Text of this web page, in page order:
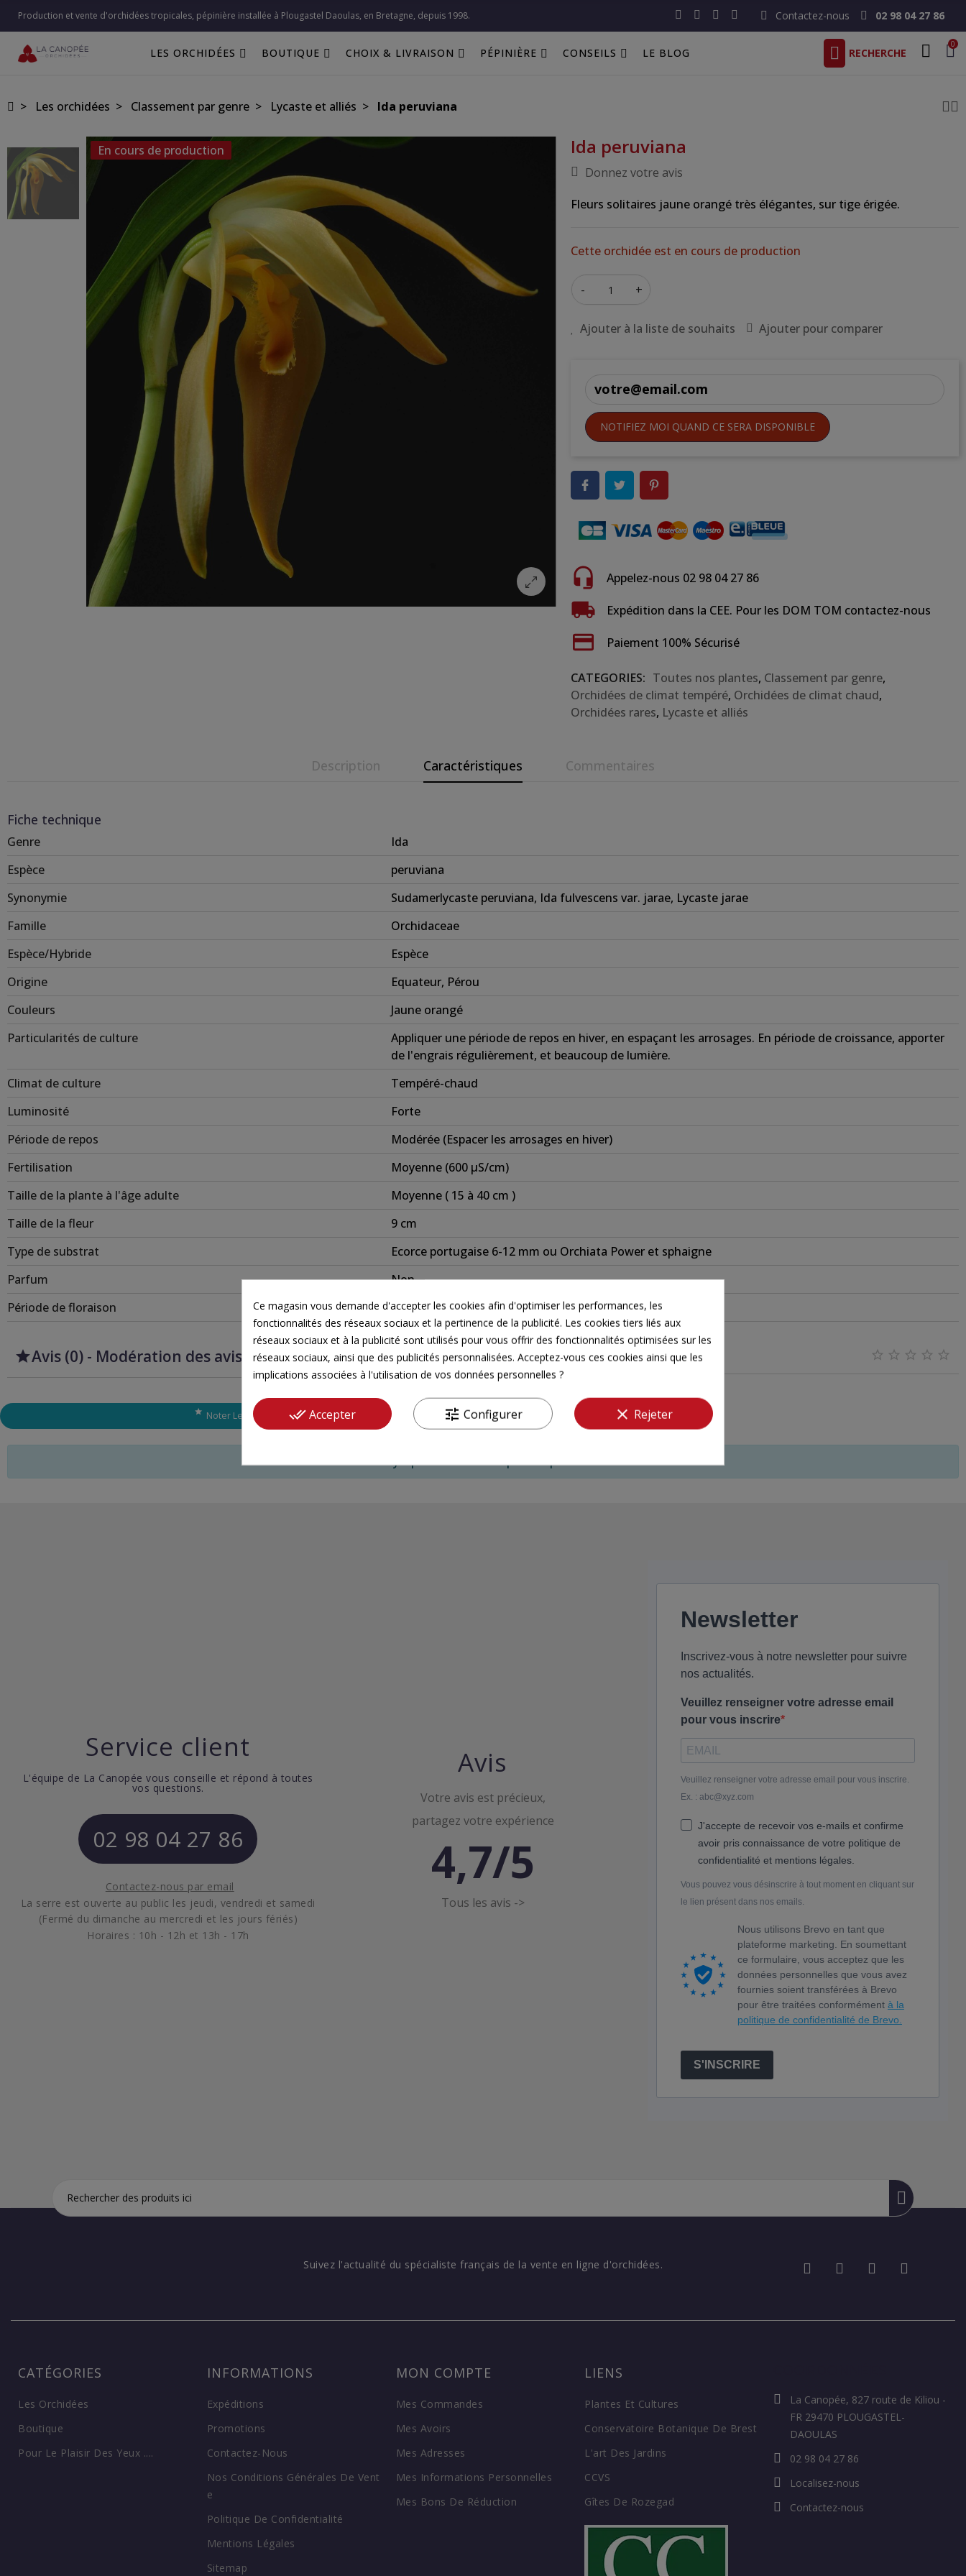
Production et vente d'orchidées tropicales, pépinière installée à Plougastel Daoulas, en Bretagne, depuis 1998.​ Contactez-nous 02 98 04 27 86
LES ORCHIDÉES BOUTIQUE CHOIX & LIVRAISON PÉPINIÈRE CONSEILS LE BLOG
0
Les orchidées Classement par genre Lycaste et alliés Ida peruviana
En cours de production Ida peruviana
Donnez votre avis
Fleurs solitaires jaune orangé très élégantes, sur tige érigée.
Cette orchidée est en cours de production
- +
Ajouter à la liste de souhaits Ajouter pour comparer
NOTIFIEZ MOI QUAND CE SERA DISPONIBLE
Appelez-nous 02 98 04 27 86
Expédition dans la CEE. Pour les DOM TOM contactez-nous
Paiement 100% Sécurisé
CATEGORIES: Toutes nos plantes, Classement par genre,
Orchidées de climat tempéré, Orchidées de climat chaud,
Orchidées rares, Lycaste et alliés
Description Caractéristiques Commentaires
Fiche technique
Genre
Ida
Espèce
peruviana
Synonymie
Sudamerlycaste peruviana, Ida fulvescens var. jarae, Lycaste jarae
Famille
Orchidaceae
Espèce/Hybride
Espèce
Origine
Equateur, Pérou
Couleurs
Jaune orangé
Particularités de culture
Appliquer une période de repos en hiver, en espaçant les arrosages. En période de croissance, apporter
de l'engrais régulièrement, et beaucoup de lumière.
Climat de culture
Tempéré-chaud
Luminosité
Forte
Période de repos
Modérée (Espacer les arrosages en hiver)
Fertilisation
Moyenne (600 µS/cm)
Taille de la plante à l'âge adulte
Moyenne ( 15 à 40 cm )
Taille de la fleur
9 cm
Type de substrat
Ecorce portugaise 6-12 mm ou Orchiata Power et sphaigne
Parfum
Non
Période de floraison
Printemps
Avis (0) - Modération des avis      
 Noter Le Produit
Il n'y a pas encore d'avis pour ce produit.
Service client
L'équipe de La Canopée vous conseille et répond à toutes
vos questions.
02 98 04 27 86
Contactez-nous par email
La serre est ouverte au public les jeudi, vendredi et samedi
(Fermé du dimanche au mercredi et les jours fériés)
Horaires : 10h - 12h et 13h - 17h
Avis
Votre avis est précieux,
partagez votre expérience
4,7/5
Tous les avis ->
Newsletter
Inscrivez-vous à notre newsletter pour suivre
nos actualités.
Veuillez renseigner votre adresse email
pour vous inscrire
Veuillez renseigner votre adresse email pour vous inscrire.
Ex. : abc@xyz.com
J'accepte de recevoir vos e-mails et confirme
avoir pris connaissance de votre politique de
confidentialité et mentions légales.
Vous pouvez vous désinscrire à tout moment en cliquant sur
le lien présent dans nos emails.
Nous utilisons Brevo en tant que
plateforme marketing. En soumettant
ce formulaire, vous acceptez que les
données personnelles que vous avez
fournies soient transférées à Brevo
pour être traitées conformément à la
politique de confidentialité de Brevo.
S'INSCRIRE
Suivez l'actualité du spécialiste français de la vente en ligne d'orchidées.
CATÉGORIES
Les Orchidées
Boutique
Pour Le Plaisir Des Yeux ....
INFORMATIONS
Expéditions
Promotions
Contactez-Nous
Nos Conditions Générales De Vent
E
Politique De Confidentialité
Mentions Légales
Sitemap
MON COMPTE
Mes Commandes
Mes Avoirs
Mes Adresses
Mes Informations Personnelles
Mes Bons De Réduction
LIENS
Plantes Et Cultures
Conservatoire Botanique De Brest
L'art Des Jardins
CCVS
Gîtes De Rozegad
La Canopée, 827 route de Kiliou -
FR 29470 PLOUGASTEL-
DAOULAS
02 98 04 27 86
Localisez-nous
Contactez-nous
Ce magasin vous demande d'accepter les cookies afin d'optimiser les performances, les
fonctionnalités des réseaux sociaux et la pertinence de la publicité. Les cookies tiers liés aux
réseaux sociaux et à la publicité sont utilisés pour vous offrir des fonctionnalités optimisées sur les
réseaux sociaux, ainsi que des publicités personnalisées. Acceptez-vous ces cookies ainsi que les
implications associées à l'utilisation de vos données personnelles ?
done_allAccepter tune Configurer clear Rejeter